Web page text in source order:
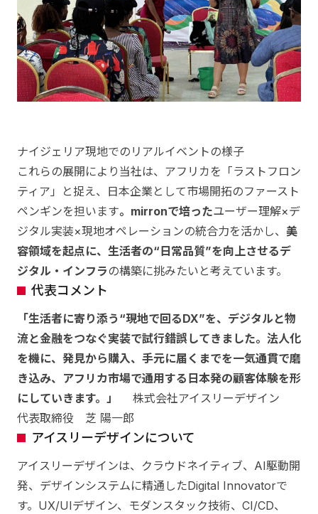
ナイジェリア現地でのリアルイベントの様子
これらの展開により当社は、アフリカを「ラストフロン
ティア」と捉え、日本企業として市場開拓のファースト
ペンギンを担います。mirronで培ったユーザー理解×デ
ジタル実装×現地オペレーションの統合力を活かし、 美
容領域を起点に、生活者の“日常品質”を向上させるデ
ジタル・インフラ の構築に挑みたいと考えています。
代表コメント
「生活者に寄り添う“現地で回るDX”を、デジタルと物
流と金融をつなぐ実装で試行錯誤してきました。法人化
を機に、発見から購入、手元に届くまでを一気通貫で磨
き込み、アフリカ市場で通用する日本発の顧客体験を形
にしていきます。」
株式会社アイスリーデザイン
代表取締役 芝 陽一郎
アイスリーデザインについて
アイスリーデザインは、クラウドネイティブ、AI駆動開
発、デザインシステムに精通したDigital Innovatorで
す。UX/UIデザイン、モダンスタック技術、CI/CD、